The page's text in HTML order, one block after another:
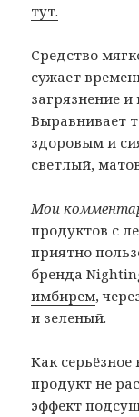
тут.
Средство
сужает
загрязнение
Выравнивает
здоровым и
светлый,
Мои
продуктов с
приятно
бренда
имбирем,
и зеленый.
Как серьёзное
продукт не
эффект